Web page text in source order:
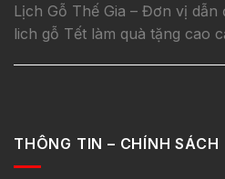
Lịch Gỗ Thế Gia – Đơn vị
lich gỗ Tết làm quà tặng cao
THÔNG TIN – CHÍNH SÁCH